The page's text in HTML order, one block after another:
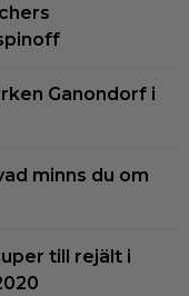
Ganondorf i
minns du om
till rejält i